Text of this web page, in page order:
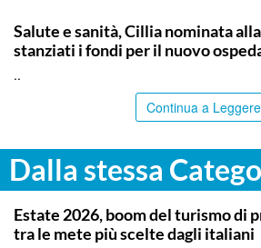
Salute e sanità, Cillia nominata
stanziati i fondi per il nuovo
..
Continua a Leggere
Dalla stessa
PALERMO
Estate 2026, boom del turismo di
tra le mete più scelte dagli italiani